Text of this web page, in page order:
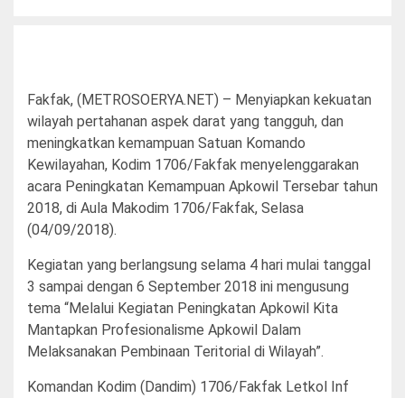
Fakfak, (METROSOERYA.NET) – Menyiapkan kekuatan
wilayah pertahanan aspek darat yang tangguh, dan
meningkatkan kemampuan Satuan Komando
Kewilayahan, Kodim 1706/Fakfak menyelenggarakan
acara Peningkatan Kemampuan Apkowil Tersebar tahun
2018, di Aula Makodim 1706/Fakfak, Selasa
(04/09/2018).
Kegiatan yang berlangsung selama 4 hari mulai tanggal
3 sampai dengan 6 September 2018 ini mengusung
tema “Melalui Kegiatan Peningkatan Apkowil Kita
Mantapkan Profesionalisme Apkowil Dalam
Melaksanakan Pembinaan Teritorial di Wilayah”.
Komandan Kodim (Dandim) 1706/Fakfak Letkol Inf